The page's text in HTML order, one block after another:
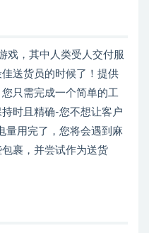
戏，其中人类受人交付服
送货员的时候了！提供
只需完成一个简单的工
时且精确-您不想让客户
量用完了，您将会遇到麻
裹，并尝试作为送货